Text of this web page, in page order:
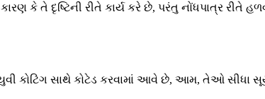
કે તે દૃષ્ટિની રીતે કાર્ય કરે છે, પરંતુ નોંધપાત્ર રીતે
કોટિંગ સાથે કોટેડ કરવામાં આવે છે, આમ, તેઓ સીધા